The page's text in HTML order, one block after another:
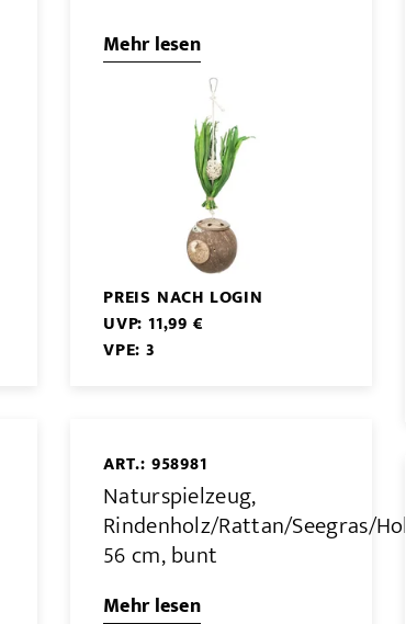
Mehr lesen
PREIS NACH LOGIN
UVP: 11,99 €
VPE: 3
ART.: 958981
Naturspielzeug,
Rindenholz/Rattan/Seegras/Holz,
56 cm, bunt
Mehr lesen